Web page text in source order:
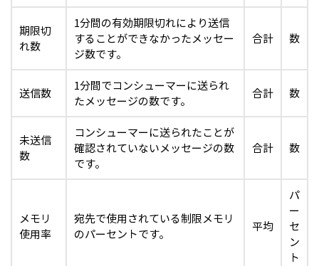
期限切
れ数
1分間の有効期限切れにより送信
することができなかったメッセー
ジ数です。
合計 数
送信数
1分間でコンシューマーに送られ
たメッセージの数です。
合計 数
未送信
数
コンシューマーに送られたことが
確認されていないメッセージの数
です。
合計 数
メモリ
使用率
宛先で使用されている制限メモリ
のパーセントです。
平均
パ
ー
セ
ン
ト